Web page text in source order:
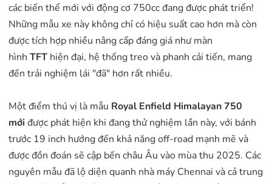
các biến thể mới với động cơ 750cc đang được phát triển!
Những mẫu xe này không chỉ có hiệu suất cao hơn mà còn
được tích hợp nhiều nâng cấp đáng giá như màn
hình TFT hiện đại, hệ thống treo và phanh cải tiến, mang
đến trải nghiệm lái "đã" hơn rất nhiều.
Một điểm thú vị là mẫu Royal Enfield Himalayan 750
mớiđược phát hiện khi đang thử nghiệm lần này, với bánh
trước 19 inch hướng đến khả năng off-road mạnh mẽ và
được đồn đoán sẽ cập bến châu Âu vào mùa thu 2025. Các
nguyên mẫu đã lộ diện quanh nhà máy Chennai và cả trung